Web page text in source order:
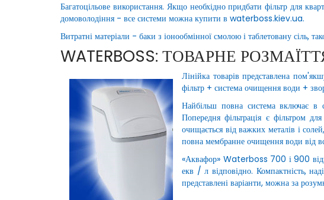
Багатоцільове використання. Якщо необхідно придбати фільтр для
домоволодіння - все системи можна купити в waterboss.kiev.ua.
Витратні матеріали - баки з іонообмінної смолою і таблетовану сіль,
WATERBOSS: ТОВАРНЕ
Лінійка товарів представлена
фільтр + система очищення води +
Найбільш повна система включає в
Попередня фільтрація є фільтром
очищається від важких металів і
повна мембранне очищення води від
«Аквафор» Waterboss 700 і 900
екв / л відповідно. Компактність,
представлені варіанти, можна за